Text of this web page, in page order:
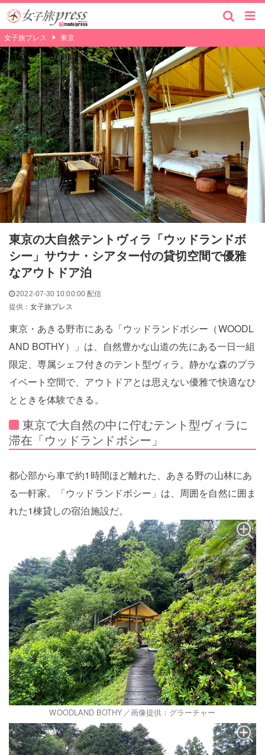
女子旅プレス 東京
東京の大自然テントヴィラ「ウッドランドボ
シー」サウナ・シアター付の貸切空間で優雅
なアウトドア泊
2022-07-30 10:00:00 配信
提供：女子旅プレス
東京・あきる野市にある「ウッドランドボシー（WOODL
AND BOTHY）」は、自然豊かな山道の先にある一日一組
限定、専属シェフ付きのテント型ヴィラ。静かな森のプラ
イベート空間で、アウトドアとは思えない優雅で快適なひ
とときを体験できる。
東京で大自然の中に佇むテント型ヴィラに
滞在「ウッドランドボシー」
都心部から車で約1時間ほど離れた、あきる野の山林にあ
る一軒家。「ウッドランドボシー」は、周囲を自然に囲ま
れた1棟貸しの宿泊施設だ。
WOODLAND BOTHY／画像提供：グラーチャー